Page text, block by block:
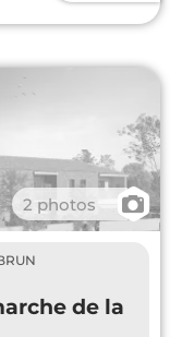
2 photos 📷
de la